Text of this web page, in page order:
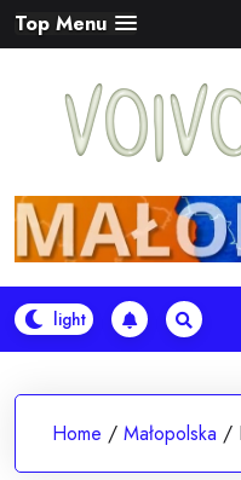
Skip
to
Top Menu
Home / Małopolska /